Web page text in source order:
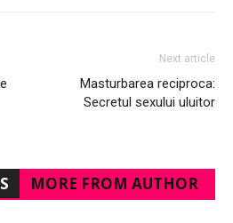
Next article
Masturbarea reciproca:
Secretul sexului uluitor
MORE FROM AUTHOR